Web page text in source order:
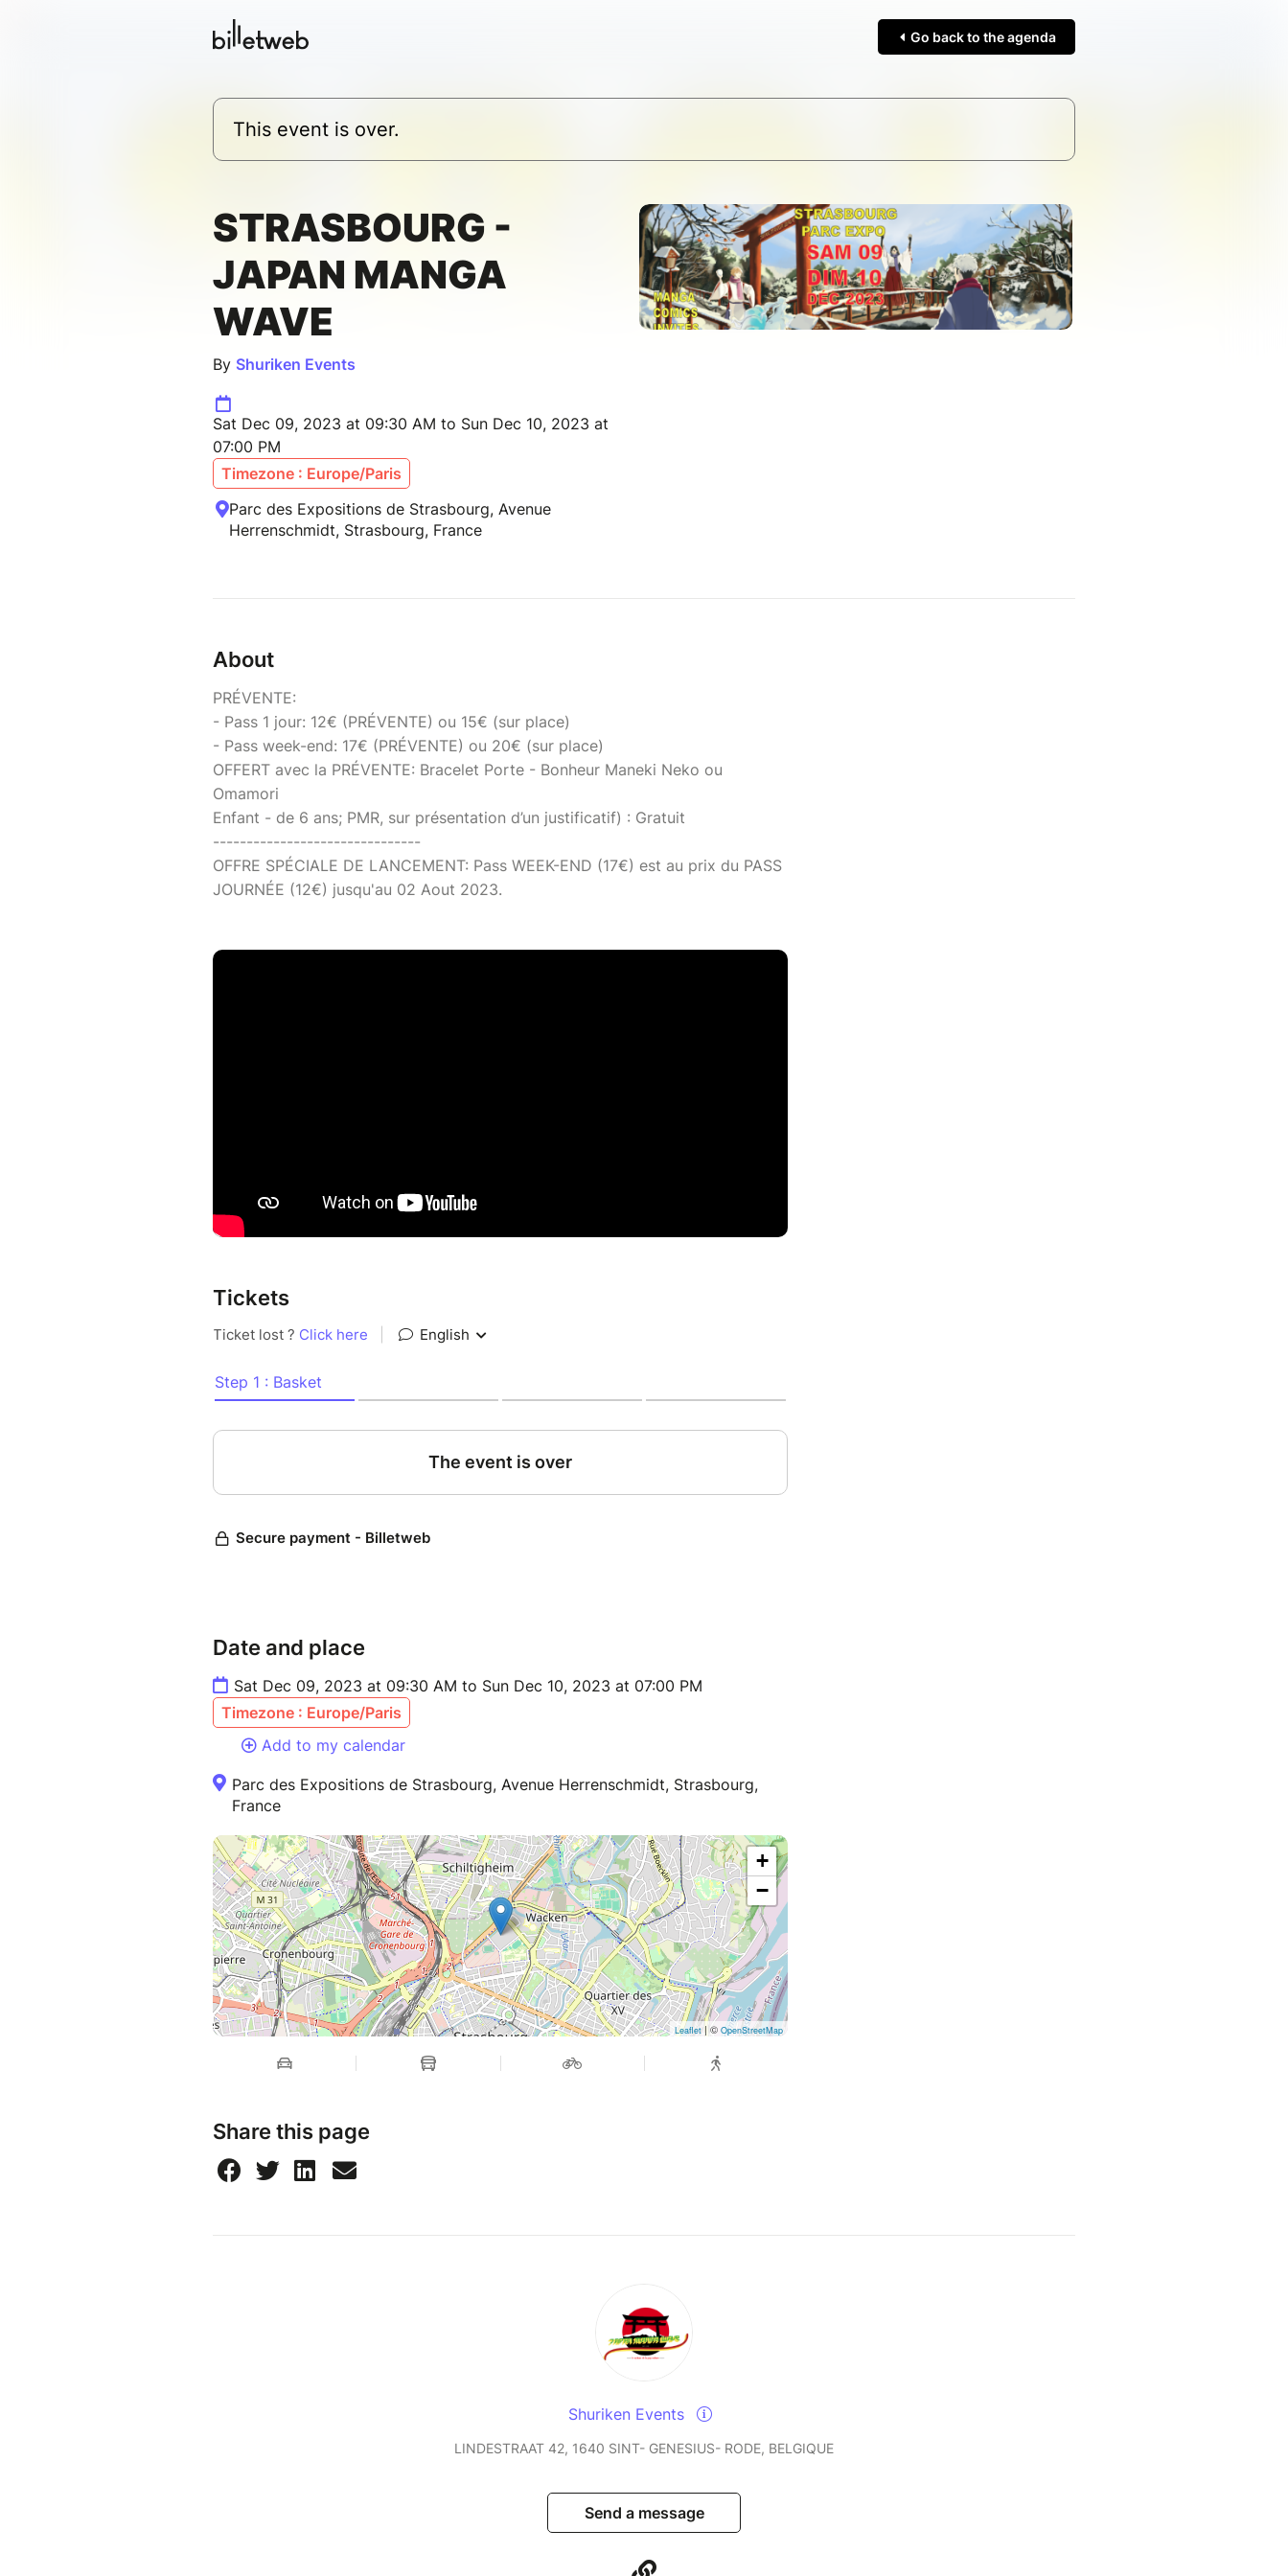
Go back to the agenda
This event is over.
STRASBOURG -
JAPAN MANGA
WAVE
By Shuriken Events
Sat Dec 09, 2023 at 09:30 AM to Sun Dec 10, 2023 at
07:00 PM
Timezone : Europe/Paris
Parc des Expositions de Strasbourg, Avenue
Herrenschmidt, Strasbourg, France
About
PRÉVENTE:
- Pass 1 jour: 12€ (PRÉVENTE) ou 15€ (sur place)
- Pass week-end: 17€ (PRÉVENTE) ou 20€ (sur place)
OFFERT avec la PRÉVENTE: Bracelet Porte - Bonheur Maneki Neko ou
Omamori
Enfant - de 6 ans; PMR, sur présentation d’un justificatif) : Gratuit
-------------------------------
OFFRE SPÉCIALE DE LANCEMENT: Pass WEEK-END (17€) est au prix du PASS
JOURNÉE (12€) jusqu'au 02 Aout 2023.
Tickets
Date and place
Sat Dec 09, 2023 at 09:30 AM to Sun Dec 10, 2023 at 07:00 PM
Timezone : Europe/Paris
Add to my calendar
Parc des Expositions de Strasbourg, Avenue Herrenschmidt, Strasbourg,
France
+
−
Leaflet | © OpenStreetMap
Share this page
Shuriken Events
LINDESTRAAT 42, 1640 SINT- GENESIUS- RODE, BELGIQUE
Send a message